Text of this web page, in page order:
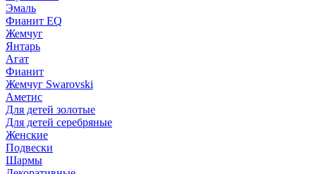
Эмаль
Фианит EQ
Жемчуг
Янтарь
Агат
Фианит
Жемчуг Swarovski
Аметис
Для детей золотые
Для детей серебряные
Женские
Подвески
Шармы